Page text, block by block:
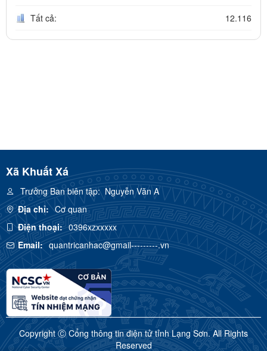
Tất cả: 12.116
Xã Khuất Xá
Trưởng Ban biên tập:Nguyễn Văn A
Địa chỉ: Cơ quan
Điện thoại: 0396xzxxxxx
Email: quantricanhac@gmail---------.vn
Copyright Ⓒ Cổng thông tin điện tử tỉnh Lạng Sơn. All Rights
Reserved